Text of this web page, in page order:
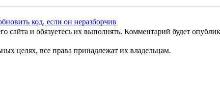
сайта и обязуетесь их выполнять. Комментарий будет
целях, все права принадлежат их владельцам.